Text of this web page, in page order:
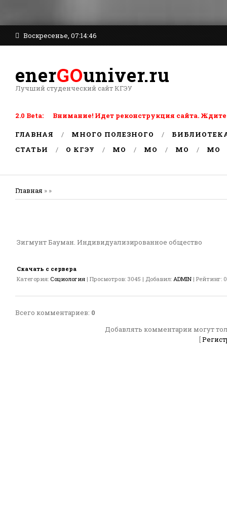
Воскресенье, 07:14:46
enerGOuniver.ru
Лучший студенческий сайт КГЭУ
2.0 Beta: Внимание! Идет реконструкция сайта. Ждите
ГЛАВНАЯ МНОГО ПОЛЕЗНОГО
СТАТЬИ
О КГЭУ MO MO MO MO
Главная » »
Зигмунт Бауман. Индивидуализированное общество
Скачать с сервера
Категория: Социология | Просмотров: 3045 | Добавил: ADMIN | Рейтинг:
Всего комментариев: 0
Добавлять комментарии могут
[